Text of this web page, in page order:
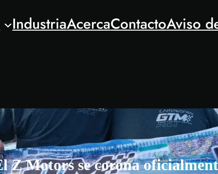
IndustriaAcercaContactoAviso
Z Motors se corona